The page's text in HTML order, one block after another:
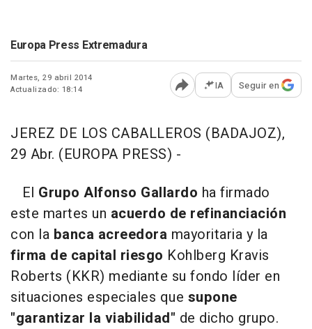
Europa Press Extremadura
Martes, 29 abril 2014
Actualizado: 18:14
Abrir opciones para
IA Seguir en
JEREZ DE LOS CABALLEROS (BADAJOZ),
29 Abr. (EUROPA PRESS) -
El Grupo Alfonso Gallardo ha firmado
este martes un acuerdo de refinanciación
con la banca acreedora mayoritaria y la
firma de capital riesgo Kohlberg Kravis
Roberts (KKR) mediante su fondo líder en
situaciones especiales que supone
"garantizar la viabilidad" de dicho grupo.